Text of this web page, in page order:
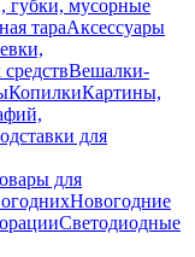
губки, мусорные
тараАксессуары
Вешалки-
КопилкиКартины,
для
для
Новогодние
Светодиодные